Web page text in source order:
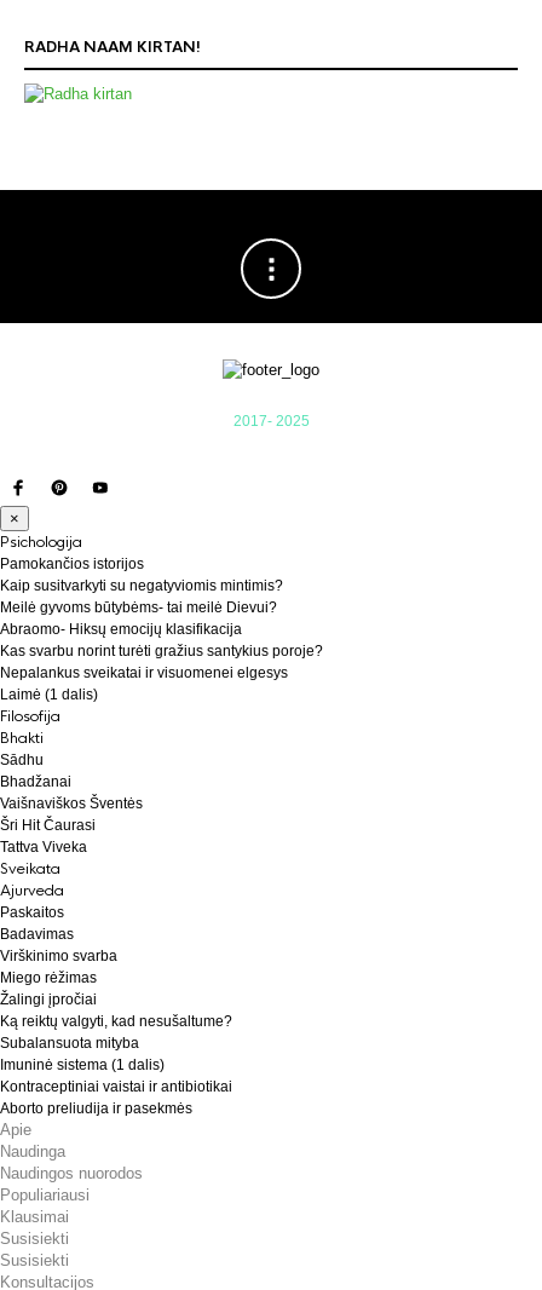
RADHA NAAM KIRTAN!
2017- 2025
×
Psichologija
Pamokančios istorijos
Kaip susitvarkyti su negatyviomis mintimis?
Meilė gyvoms būtybėms- tai meilė Dievui?
Abraomo- Hiksų emocijų klasifikacija
Kas svarbu norint turėti gražius santykius poroje?
Nepalankus sveikatai ir visuomenei elgesys
Laimė (1 dalis)
Filosofija
Bhakti
Sādhu
Bhadžanai
Vaišnaviškos Šventės
Šri Hit Čaurasi
Tattva Viveka
Sveikata
Ajurveda
Paskaitos
Badavimas
Virškinimo svarba
Miego rėžimas
Žalingi įpročiai
Ką reiktų valgyti, kad nesušaltume?
Subalansuota mityba
Imuninė sistema (1 dalis)
Kontraceptiniai vaistai ir antibiotikai
Aborto preliudija ir pasekmės
Apie
Naudinga
Naudingos nuorodos
Populiariausi
Klausimai
Susisiekti
Susisiekti
Konsultacijos